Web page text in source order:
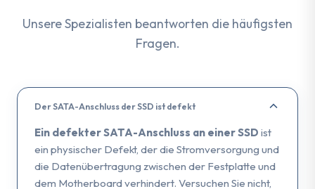
Unsere Spezialisten beantworten die häufigsten
Fragen.
Der SATA-Anschluss der SSD ist defekt
Ein defekter SATA-Anschluss an einer SSD ist
ein physischer Defekt, der die Stromversorgung und
die Datenübertragung zwischen der Festplatte und
dem Motherboard verhindert. Versuchen Sie nicht,